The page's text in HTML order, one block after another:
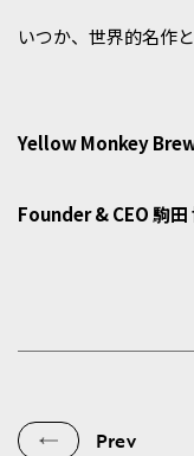
いつか、世界的名作
Yellow Monkey
Founder & CEO 駒田
Prev